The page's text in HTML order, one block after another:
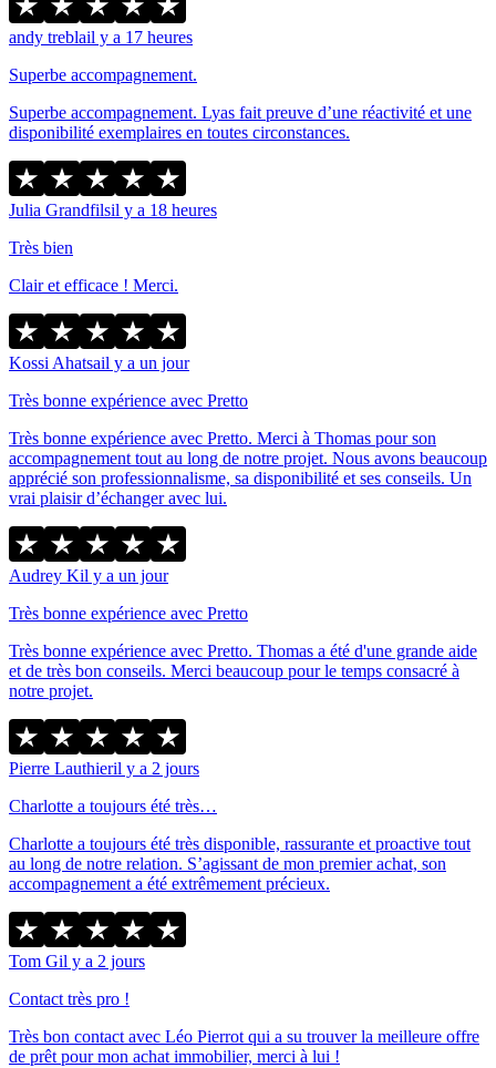
andy treblail y a 17 heures
Superbe accompagnement.
Superbe accompagnement. Lyas fait preuve d’une réactivité et une
disponibilité exemplaires en toutes circonstances.
Julia Grandfilsil y a 18 heures
Très bien
Clair et efficace ! Merci.
Kossi Ahatsail y a un jour
Très bonne expérience avec Pretto
Très bonne expérience avec Pretto. Merci à Thomas pour son
accompagnement tout au long de notre projet. Nous avons beaucoup
apprécié son professionnalisme, sa disponibilité et ses conseils. Un
vrai plaisir d’échanger avec lui.
Audrey Kil y a un jour
Très bonne expérience avec Pretto
Très bonne expérience avec Pretto. Thomas a été d'une grande aide
et de très bon conseils. Merci beaucoup pour le temps consacré à
notre projet.
Pierre Lauthieril y a 2 jours
Charlotte a toujours été très…
Charlotte a toujours été très disponible, rassurante et proactive tout
au long de notre relation. S’agissant de mon premier achat, son
accompagnement a été extrêmement précieux.
Tom Gil y a 2 jours
Contact très pro !
Très bon contact avec Léo Pierrot qui a su trouver la meilleure offre
de prêt pour mon achat immobilier, merci à lui !